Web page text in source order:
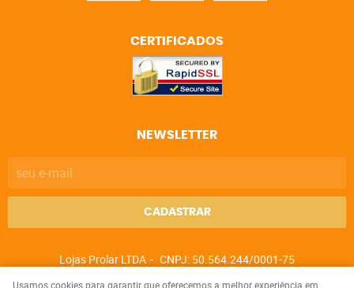
CERTIFICADOS
NEWSLETTER
CADASTRAR
Lojas Prolar LTDA CNPJ: 50.564.244/0001-75
Usamos cookies para garantir que oferecemos a melhor experiência em